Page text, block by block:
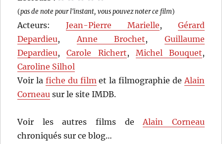
5 étoiles
4 étoiles
3 étoiles
2 étoiles
1 étoile
(pas de note pour l'instant, vous pouvez noter ce film)
Acteurs:Jean-Pierre Marielle, Gérard
Depardieu,Anne Brochet, Guillaume
Depardieu,Carole Richert, Michel Bouquet,
Caroline Silhol
Voir la fiche du filmet la filmographie deAlain
Corneau sur le site IMDB.
Voir les autres films deAlain Corneau
chroniqués sur ce blog…